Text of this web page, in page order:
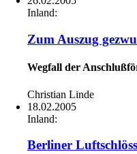
Inland:
Zum Auszug
Wegfall der
Christian Linde
18.02.2005
Inland:
Berliner